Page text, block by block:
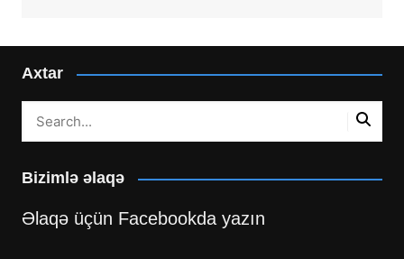
Axtar
Bizimlə əlaqə
Əlaqə üçün Facebookda yazın